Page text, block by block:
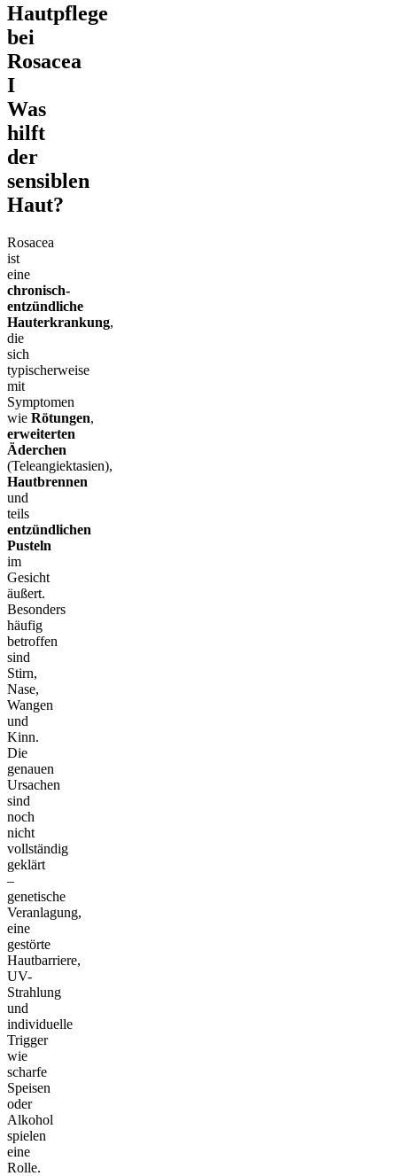
Hautpflege
bei
Rosacea
I
Was
hilft
der
sensiblen
Haut?
Rosacea
ist
eine
chronisch-
entzündliche
Hauterkrankung,
die
sich
typischerweise
mit
Symptomen
wie Rötungen,
erweiterten
Äderchen
(Teleangiektasien),
Hautbrennen
und
teils
entzündlichen
Pusteln
im
Gesicht
äußert.
Besonders
häufig
betroffen
sind
Stirn,
Nase,
Wangen
und
Kinn.
Die
genauen
Ursachen
sind
noch
nicht
vollständig
geklärt
–
genetische
Veranlagung,
eine
gestörte
Hautbarriere,
UV-
Strahlung
und
individuelle
Trigger
wie
scharfe
Speisen
oder
Alkohol
spielen
eine
Rolle.